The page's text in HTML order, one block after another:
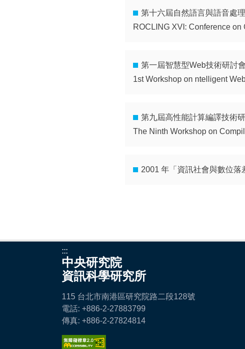
第十六屆自然語言與語音處
ROCLING XVI: Conference
第一屆智慧型Web技術研討
1st Workshop on ntelligent
第九屆高性能計算編譯技術
The Ninth Workshop on
2001 年「資訊社會與數位落
:::
中央研究院
資訊科學研究所
115 台北市南港區研究院路二段128號
電話: +886-2-27883799
傳真: +886-2-27824814